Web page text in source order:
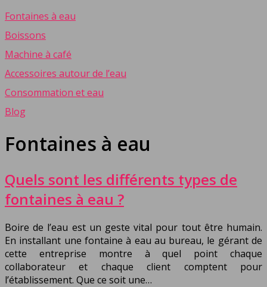
Fontaines à eau
Boissons
Machine à café
Accessoires autour de l’eau
Consommation et eau
Blog
Fontaines à eau
Quels sont les différents types de
fontaines à eau ?
Boire de l’eau est un geste vital pour tout être humain.
En installant une fontaine à eau au bureau, le gérant de
cette entreprise montre à quel point chaque
collaborateur et chaque client comptent pour
l’établissement. Que ce soit une…